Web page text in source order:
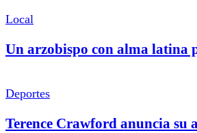
Local
Un arzobispo con alma latina
Deportes
Terence Crawford anuncia su